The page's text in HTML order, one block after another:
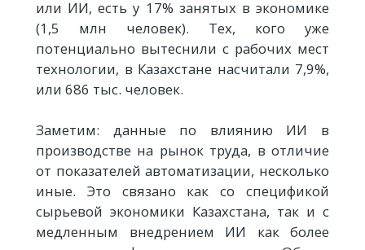
или ИИ, есть у 17% занятых в экономике
(1,5 млн человек). Тех, кого уже
потенциально вытеснили с рабочих мест
технологии, в Казахстане насчитали 7,9%,
или 686 тыс. человек.
Заметим: данные по влиянию ИИ в
производстве на рынок труда, в отличие
от показателей автоматизации, несколько
иные. Это связано как со спецификой
сырьевой экономики Казахстана, так и с
медленным внедрением ИИ как более